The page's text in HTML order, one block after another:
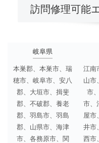
訪問修理可能
岐阜県
本巣郡、本巣市、瑞
穂市、岐阜市、安八
郡、大垣市、揖斐
郡、不破郡、養老
郡、羽島市、羽島
郡、山県市、海津
市、各務原市、関
江南
山市
市
市、
屋市
井市
西市